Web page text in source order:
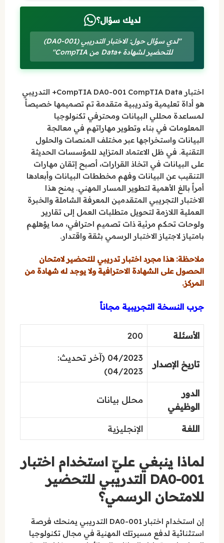
لديك سؤال؟
"لدي سؤال حول: الاختبار التدريبي (DA0-001)
للتحضير لشهادة +Data من CompTIA"
اختبار CompTIA DA0-001 CompTIA Data+ التدريبي
هو أداة تعليمية وتدريبية متقدمة تم تصميمها خصيصاً
لمساعدة محللي البيانات ومحترفي تكنولوجيا
المعلومات في بناء وتطوير مهاراتهم في معالجة
البيانات واستخراجها عبر مختلف المنصات والحلول
التقنية. في ظل الاعتماد المتزايد للمؤسسات الحديثة
على البيانات في اتخاذ القرارات، أصبح إتقان مهارات
التنقيب عن البيانات وفهم مخططات البيانات وأبعادها
أمراً بالغ الأهمية لتطوير المسار المهني. يمنح هذا
الاختبار التجريبي المتقدمين المعرفة الشاملة والخبرة
العملية اللازمة لتحويل متطلبات العمل إلى تقارير
ولوحات تحكم مرئية ذات تصميم احترافي، مما يؤهلهم
بامتياز لاجتياز الاختبار الرسمي بثقة واقتدار.
ملاحظة: هذا مجرد اختبار تدريبي للتحضير لامتحان
الحصول على الشهادة الاحترافية ولا يوجد له شهادة من
المركز.
جرب النسخة التجريبية مجاناً
الأسئلة 200
تاريخ الإصدار
04/2023 (آخر تحديث:
04/2023)
الدور
الوظيفي
محلل بيانات
اللغة الإنجليزية
لماذا ينبغي عليّ استخدام اختبار
DA0-001 التدريبي للتحضير
للامتحان الرسمي؟
إن استخدام اختبار DA0-001 التدريبي يمنحك فرصة
استثنائية لدفع مسيرتك المهنية في مجال تكنولوجيا